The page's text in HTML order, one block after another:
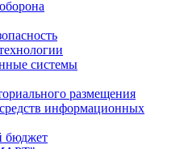
системы
размещения
информационных
бюджет